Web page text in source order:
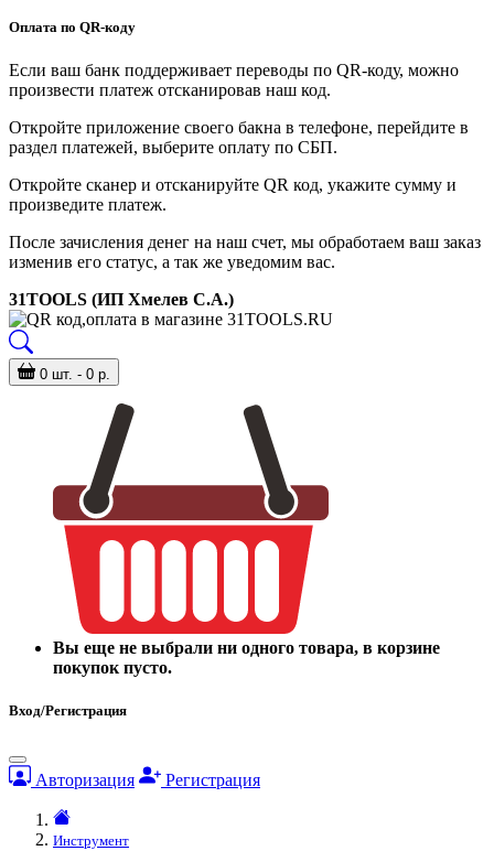
Оплата по QR-коду
Если ваш банк поддерживает переводы по QR-коду, можно
произвести платеж отсканировав наш код.
Откройте приложение своего бакна в телефоне, перейдите в
раздел платежей, выберите оплату по СБП.
Откройте сканер и отсканируйте QR код, укажите сумму и
произведите платеж.
После зачисления денег на наш счет, мы обработаем ваш заказ
изменив его статус, а так же уведомим вас.
31TOOLS (ИП Хмелев С.А.)
0 шт. - 0 р.
Вы еще не выбрали ни одного товара, в корзине
покупок пусто.
Вход/Регистрация
Авторизация Регистрация
Инструмент